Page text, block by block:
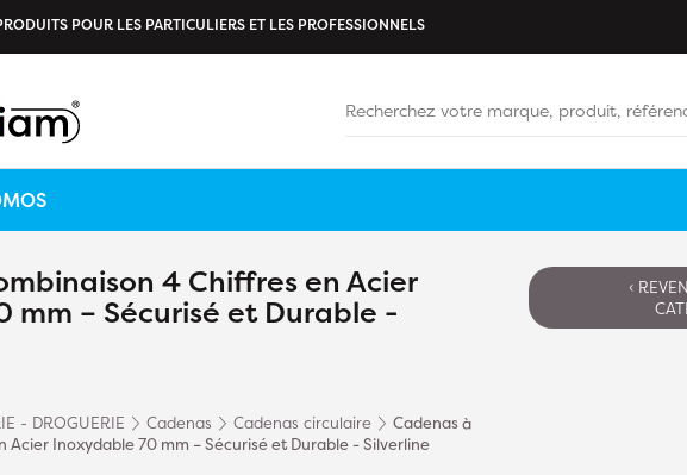
POUR LES PARTICULIERS ET LES PROFESSIONNELS
4 Chiffres en Acier
mm – Sécurisé et Durable -
- DROGUERIE Cadenas Cadenas circulaire
Cadenas à
Acier Inoxydable 70 mm – Sécurisé et Durable - Silverline
‹